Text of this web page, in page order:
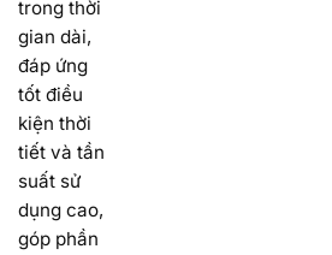
trong thời
gian dài,
đáp ứng
tốt điều
kiện thời
tiết và tần
suất sử
dụng cao,
góp phần